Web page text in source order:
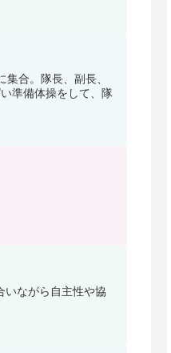
合。隊長、副長、
準備体操をして、隊
ながら自主性や協